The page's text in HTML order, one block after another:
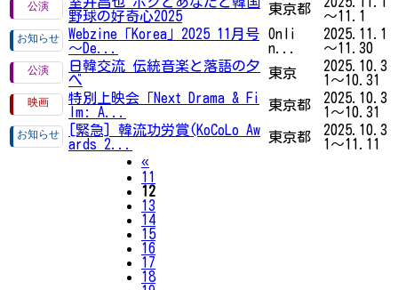
野球の好奇心2025
東京都
～11.1
Webzine「Korea」2025 11月号
～De...
Onli
n...
2025.11.1
～11.30
日韓交流 伝統音楽と落語の夕
べ
東京
2025.10.3
1～10.31
特別上映会「Next Drama & Fi
lm: A...
東京都
2025.10.3
1～10.31
[緊急] 韓流功労賞(KoCoLo Aw
ards 2...
東京都
2025.10.3
1～11.11
«Previous
11
12
13
14
15
16
17
18